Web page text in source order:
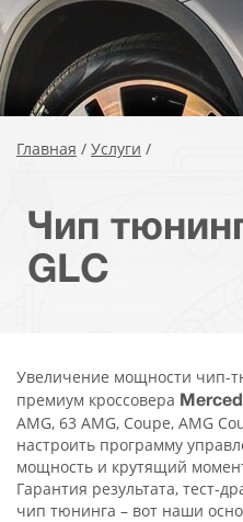
Главная / Услуги /
Чип
GLC
Увеличение мощности чип-
премиум кроссовера
AMG, 63 AMG, Coupe, AMG
настроить программу
мощность и крутящий
Гарантия результата, тест-
чип тюнинга – вот наши